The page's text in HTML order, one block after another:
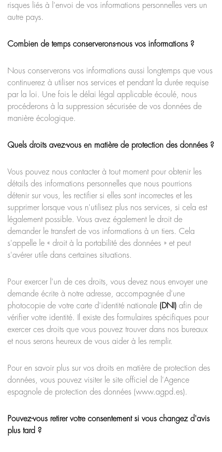
risques liés à l'envoi de vos informations personnelles vers un
autre pays.
Combien de temps conserverons-nous vos informations ?
Nous conserverons vos informations aussi longtemps que vous
continuerez à utiliser nos services et pendant la durée requise
par la loi. Une fois le délai légal applicable écoulé, nous
procéderons à la suppression sécurisée de vos données de
manière écologique.
Quels droits avez-vous en matière de protection des données ?
Vous pouvez nous contacter à tout moment pour obtenir les
détails des informations personnelles que nous pourrions
détenir sur vous, les rectifier si elles sont incorrectes et les
supprimer lorsque vous n'utilisez plus nos services, si cela est
légalement possible. Vous avez également le droit de
demander le transfert de vos informations à un tiers. Cela
s'appelle le « droit à la portabilité des données » et peut
s'avérer utile dans certaines situations.
Pour exercer l'un de ces droits, vous devez nous envoyer une
demande écrite à notre adresse, accompagnée d'une
photocopie de votre carte d'identité nationale (DNI) afin de
vérifier votre identité. Il existe des formulaires spécifiques pour
exercer ces droits que vous pouvez trouver dans nos bureaux
et nous serons heureux de vous aider à les remplir.
Pour en savoir plus sur vos droits en matière de protection des
données, vous pouvez visiter le site officiel de l'Agence
espagnole de protection des données (www.agpd.es).
Pouvez-vous retirer votre consentement si vous changez d'avis
plus tard ?